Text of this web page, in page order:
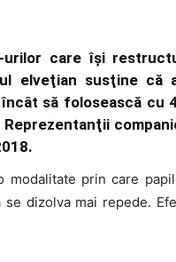
urilor care îşi
elveţian susţine că
să folosească cu
modalitate prin care
dizolva mai repede.